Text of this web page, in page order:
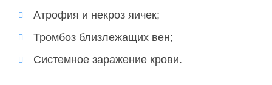
Атрофия и некроз яичек;
Тромбоз близлежащих вен;
Системное заражение крови.